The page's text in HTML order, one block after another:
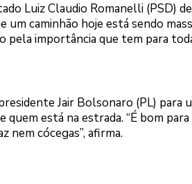
Luiz Claudio Romanelli (PSD)
caminhão hoje está sendo
pela importância que tem para
Jair Bolsonaro (PL) para
está na estrada. “É bom para
nem cócegas”, afirma.